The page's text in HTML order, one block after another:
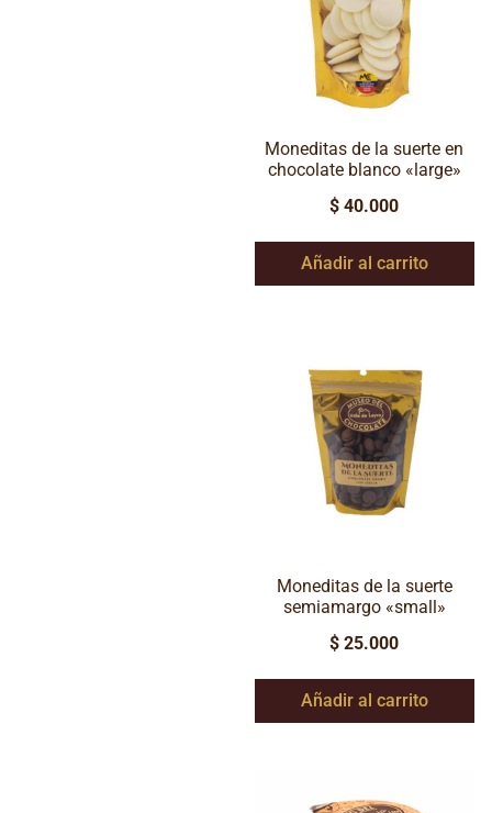
Moneditas de la suerte en
chocolate blanco «large»
$ 40.000
Añadir al carrito
Moneditas de la suerte
semiamargo «small»
$ 25.000
Añadir al carrito